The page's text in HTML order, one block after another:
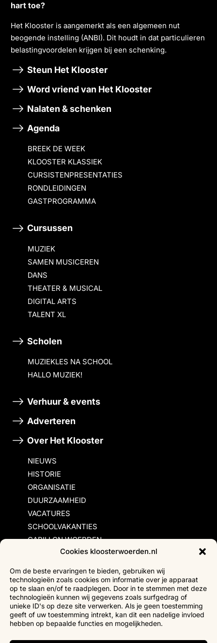
Cookies kloosterwoerden.nl
Om de beste ervaringen te bieden, gebruiken wij
technologieën zoals cookies om informatie over je apparaat
op te slaan en/of te raadplegen. Door in te stemmen met deze
technologieën kunnen wij gegevens zoals surfgedrag of
unieke ID's op deze site verwerken. Als je geen toestemming
geeft of uw toestemming intrekt, kan dit een nadelige invloed
hebben op bepaalde functies en mogelijkheden.
hart toe?
Het Klooster is aangemerkt als een algemeen nut
beogende instelling (ANBI). Dit houdt in dat particulieren
belastingvoordelen krĳgen bĳ een schenking.
Steun Het Klooster
Word vriend van Het Klooster
Nalaten & schenken
Agenda
BREEK DE WEEK
KLOOSTER KLASSIEK
CURSISTENPRESENTATIES
RONDLEIDINGEN
GASTPROGRAMMA
Cursussen
MUZIEK
SAMEN MUSICEREN
DANS
THEATER & MUSICAL
DIGITAL ARTS
TALENT XL
Scholen
MUZIEKLES NA SCHOOL
HALLO MUZIEK!
Verhuur & events
Adverteren
Over Het Klooster
NIEUWS
HISTORIE
ORGANISATIE
DUURZAAMHEID
VACATURES
SCHOOLVAKANTIES
CARILLON WOERDEN
Inschrijvingsvoorwaarden
Bezoekersvoorwaarden
Huurvoorwaarden
Privacyverklaring
Ticketverkoop